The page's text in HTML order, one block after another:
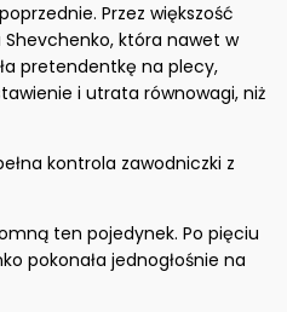
Przez większość
która nawet w
pretendentkę na plecy,
i utrata równowagi, niż
kontrola zawodniczki z
ten pojedynek. Po pięciu
pokonała jednogłośnie na